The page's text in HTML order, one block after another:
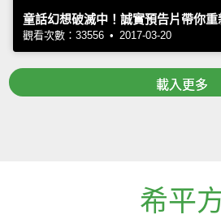
童話幻想破滅中！誠實預告片帶你重
觀看次數：33556 • 2017-03-20
載入更多
希平